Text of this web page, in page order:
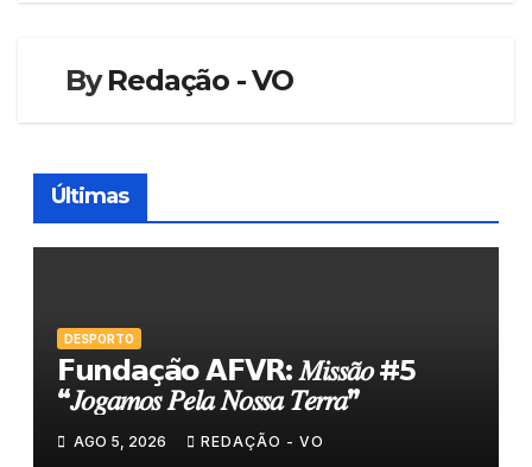
ByRedação - VO
Últimas
DESPORTO
𝗙𝘂𝗻𝗱𝗮𝗰̧𝗮̃𝗼 𝗔𝗙𝗩𝗥: 𝑀𝑖𝑠𝑠𝑎̃𝑜 #5
“𝐽𝑜𝑔𝑎𝑚𝑜𝑠 𝑃𝑒𝑙𝑎 𝑁𝑜𝑠𝑠𝑎 𝑇𝑒𝑟𝑟𝑎”
AGO 5, 2026 REDAÇÃO - VO